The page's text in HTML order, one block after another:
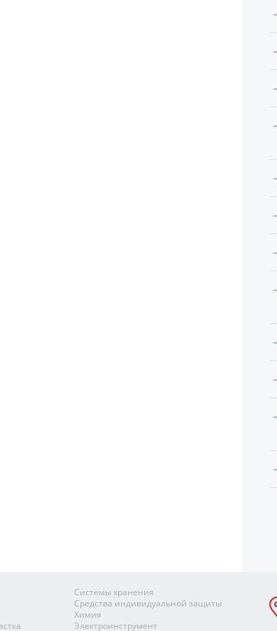
Системы хранения
Средства индивидуальной защиты
Химия
Электроинструмент